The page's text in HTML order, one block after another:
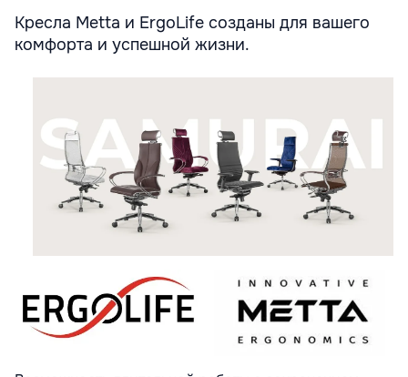
Кресла Metta и ErgoLife созданы для вашего
комфорта и успешной жизни.